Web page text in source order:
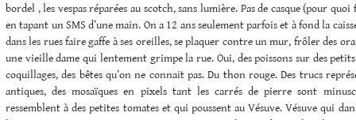
bordel , les vespas réparées au scotch, sans lumière. Pas de casque (pour
en tapant un SMS d’une main. On a 12 ans seulement parfois et à fond la
dans les rues faire gaffe à ses oreilles, se plaquer contre un mur, frôler des
une vieille dame qui lentement grimpe la rue. Oui, des poissons sur des petits
coquillages, des bêtes qu’on ne connait pas. Du thon rouge. Des trucs
antiques, des mosaïques en pixels tant les carrés de pierre sont
ressemblent à des petites tomates et qui poussent au Vésuve. Vésuve qui